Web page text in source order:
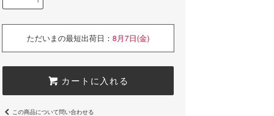
ただいまの最短出荷日： 8月7日(金)
カートに入れる
この商品について問い合わせる